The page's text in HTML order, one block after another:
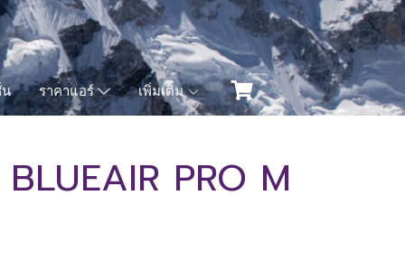
น ราคาแอร์ เพิ่มเติม
PRO M